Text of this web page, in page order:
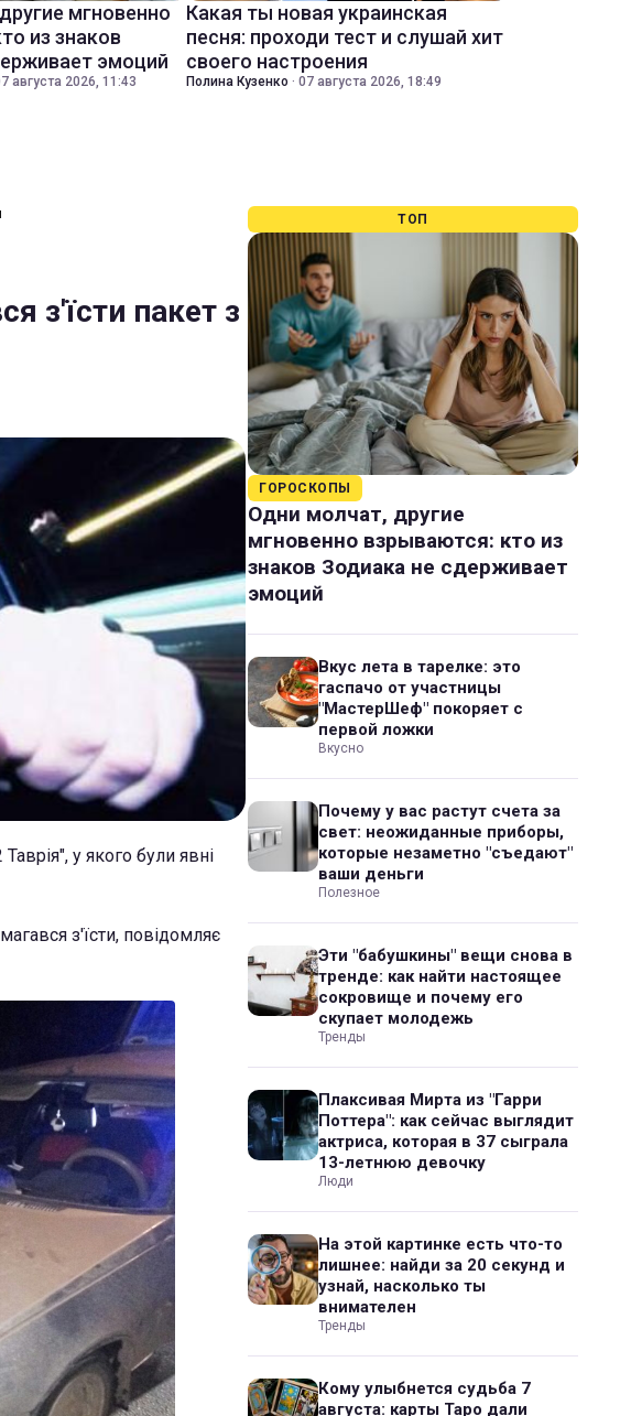
мгновенно
из знаков
эмоций
августа 2026, 11:43
Какая ты новая украинская
песня: проходи тест и слушай хит
своего настроения
Полина Кузенко · 07 августа 2026, 18:49
з'їсти пакет з
у якого були явні
з'їсти, повідомляє
ТОП
ГОРОСКОПЫ
Одни молчат, другие
мгновенно взрываются: кто из
знаков Зодиака не сдерживает
эмоций
Вкус лета в тарелке: это
гаспачо от участницы
"МастерШеф" покоряет с
первой ложки
Вкусно
Почему у вас растут счета за
свет: неожиданные приборы,
которые незаметно "съедают"
ваши деньги
Полезное
Эти "бабушкины" вещи снова в
тренде: как найти настоящее
сокровище и почему его
скупает молодежь
Тренды
Плаксивая Мирта из "Гарри
Поттера": как сейчас выглядит
актриса, которая в 37 сыграла
13-летнюю девочку
Люди
На этой картинке есть что-то
лишнее: найди за 20 секунд и
узнай, насколько ты
внимателен
Тренды
Кому улыбнется судьба 7
августа: карты Таро дали